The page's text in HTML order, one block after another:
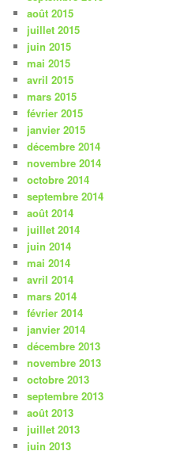
août 2015
juillet 2015
juin 2015
mai 2015
avril 2015
mars 2015
février 2015
janvier 2015
décembre 2014
novembre 2014
octobre 2014
septembre 2014
août 2014
juillet 2014
juin 2014
mai 2014
avril 2014
mars 2014
février 2014
janvier 2014
décembre 2013
novembre 2013
octobre 2013
septembre 2013
août 2013
juillet 2013
juin 2013